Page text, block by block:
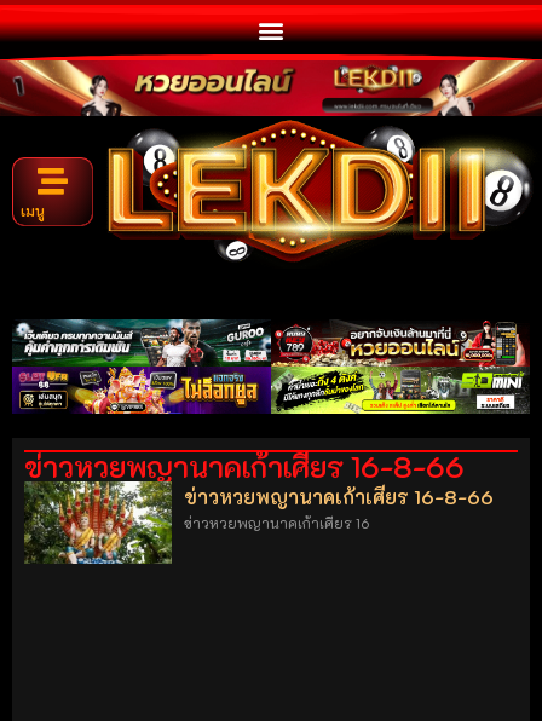
เมนู
ข่าวหวยพญานาคเก้าเศียร 16-8-66
ข่าวหวยพญานาคเก้าเศียร 16-8-66
ข่าวหวยพญานาคเก้าเศียร 16